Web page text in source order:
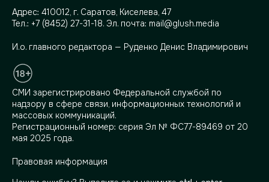
Адрес: 410012, г. Саратов, Киселева, 47
Тел.: +7 (8452) 27-31-18. Эл. почта: mail@glush.media
И.о. главного редактора — Руденко Денис Владимирович
СМИ зарегистрировано Федеральной службой по
надзору в сфере связи, информационных технологий и
массовых коммуникаций.
Регистрационный номер: серия Эл № ФС77-89469 от 20
мая 2025 года.
Правовая информация